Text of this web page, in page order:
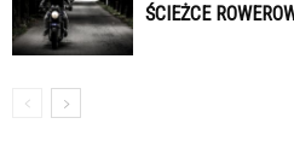
ŚCIEŻCE